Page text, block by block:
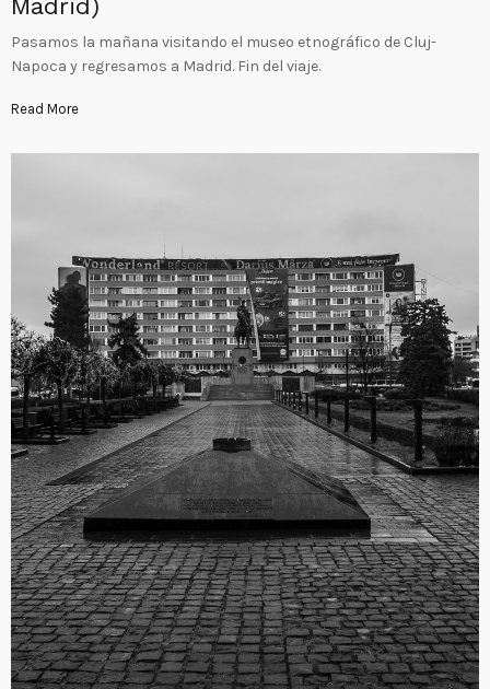
Madrid)
Pasamos la mañana visitando el museo etnográfico de Cluj-
Napoca y regresamos a Madrid. Fin del viaje.
Read More